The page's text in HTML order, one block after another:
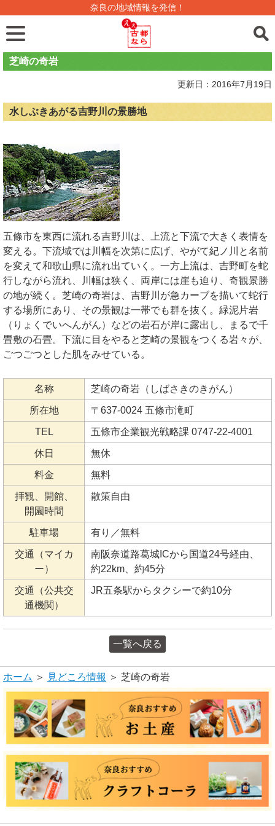
奈良の地域情報を発信！
芝崎の奇岩
更新日：2016年7月19日
水しぶきあがる吉野川の景勝地
五條市を東西に流れる吉野川は、上流と下流で大きく表情を
変える。下流域では川幅を次第に広げ、やがて紀ノ川と名前
を変えて和歌山県に流れ出ていく。一方上流は、吉野町を蛇
行しながら流れ、川幅は狭く、両岸には崖も迫り、奇観景勝
の地が続く。芝崎の奇岩は、吉野川が急カーブを描いて蛇行
する場所にあり、その景観は一帯でも群を抜く。緑泥片岩
（りょくでいへんがん）などの岩石が岸に露出し、まるで千
畳敷の石畳。下流に目をやると芝崎の景観をつくる岩々が、
ごつごつとした肌をみせている。
名称 芝崎の奇岩（しばさきのきがん）
所在地 〒637-0024 五條市滝町
TEL 五條市企業観光戦略課 0747-22-4001
休日 無休
料金 無料
拝観、開館、
開園時間
散策自由
駐車場 有り／無料
交通（マイカ
ー）
南阪奈道路葛城ICから国道24号経由、
約22km、約45分
交通（公共交
通機関）
JR五条駅からタクシーで約10分
一覧へ戻る
ホーム ＞ 見どころ情報 ＞ 芝崎の奇岩